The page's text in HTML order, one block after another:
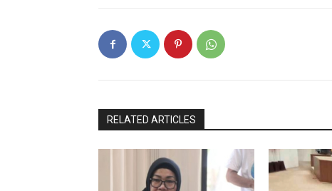
RELATED ARTICLES